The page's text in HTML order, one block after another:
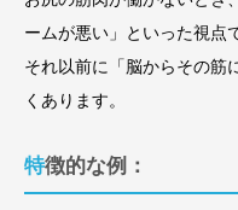
ームが悪い」といった視点
それ以前に「脳からその筋
くあります。
特徴的な例：